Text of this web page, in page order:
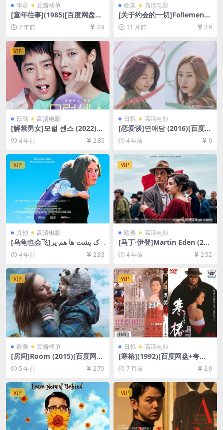
华语 豆瓣榜单
[童年往事](1985)[百度网盘
+夸克网盘1080P超清未删减
资源][网盘在线播放/下载][MP
2 年前 2.9
欧美 高清电影
[关于约会的一切]Follemente
(2025)[百度网盘+夸克网盘10
80P超清未删减资源][网盘在
字幕]
11 月前 2.9
VIP
日韩 高清电影
[解禁男女]모럴 센스 (2022)
[百度网盘+迅雷云盘资源1080
P超清未删减][MP4/7.7GB][韩
语中字]
4 年前 2.85
日韩 高清电影
[恋爱谈]연애담 (2016)[百度网
盘+迅雷云盘资源1080P超清
未删减][MP4/5.3GB][韩语中
字]
4 年前 0
VIP
其他 高清电影
[乌龟也会飞]لاک پشت ها هم پر
واز می کنند (2004)[百度网盘
+迅雷云盘资源1080P超清未
删减][MP4/6GB][中文字幕]
4 年前 2.83
VIP
欧美 高清电影
[马丁·伊登]Martin Eden (201
9)[百度网盘+迅雷云盘资源10
80P超清未删减][MP4/8GB]
[中文字幕]
4 年前 2.92
VIP
欧美 豆瓣榜单
[房间]Room (2015)[百度网盘
+迅雷云盘资源1080P超清未
删减][MP4/7.1GB][中英字幕]
5 年前 2.79
VIP
日韩 高清电影
[寒椿](1992)[百度网盘+夸克
网盘1080P超清未删减资源]
[网盘在线播放/下载][MP4/8.
7 月前 2.9
VIP VIP